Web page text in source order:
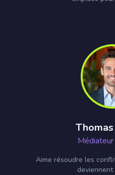
Aime résoudre les